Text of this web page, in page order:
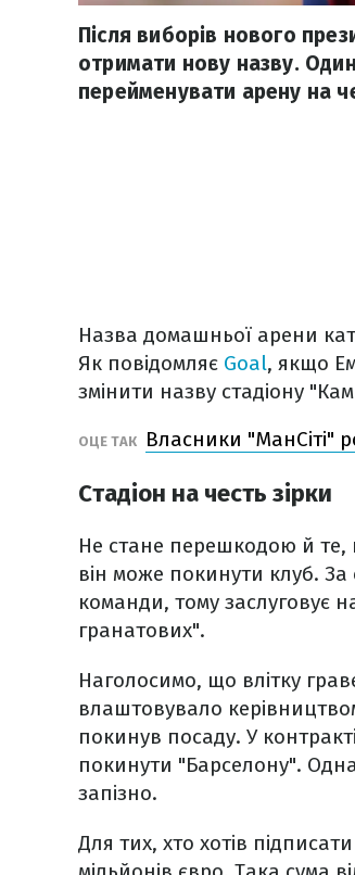
Після виборів нового
отримати нову назву. Один
перейменувати арену на
Назва домашньої арени
Як повідомляє Goal, якщо
змінити назву стадіону
ОЦЕ ТАК Власники "МанСіті"
Стадіон на честь зірки
Не стане перешкодою й те,
він може покинути клуб.
команди, тому заслуговує
гранатових".
Наголосимо, що влітку
влаштовувало
покинув посаду. У
покинути "Барселону".
запізно.
Для тих, хто хотів